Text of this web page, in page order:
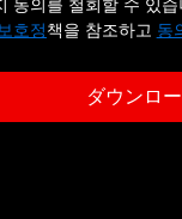
동의를 철회할 수 있
호정책을 참조하고 동
ダウンロ